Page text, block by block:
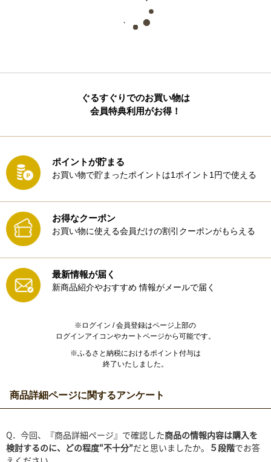
ぐるすぐりでのお買い物は
会員特典利用がお得！
ポイントが貯まる
お買い物で貯まったポイントは1ポイント1円で使える
お得なクーポン
お買い物に使える会員だけの割引クーポンがもらえる
最新情報が届く
新商品紹介やおすすめ 情報がメールで届く
※ログイン / 会員登録はページ上部の
ログインアイコンやカートページから可能です。
※ふるさと納税におけるポイント付与は
終了いたしました。
商品詳細ページに関するアンケート